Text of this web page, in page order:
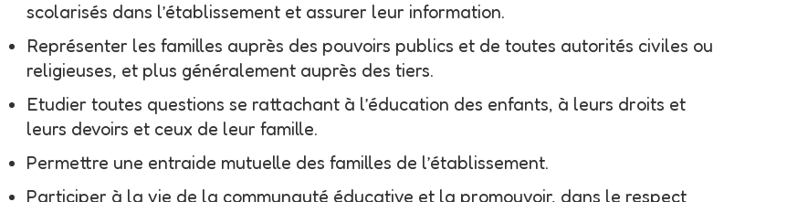
scolarisés dans l’établissement et assurer leur information.
Représenter les familles auprès des pouvoirs publics et de toutes autorités civiles ou
religieuses, et plus généralement auprès des tiers.
Etudier toutes questions se rattachant à l’éducation des enfants, à leurs droits et
leurs devoirs et ceux de leur famille.
Permettre une entraide mutuelle des familles de l’établissement.
Participer à la vie de la communauté éducative et la promouvoir, dans le respect